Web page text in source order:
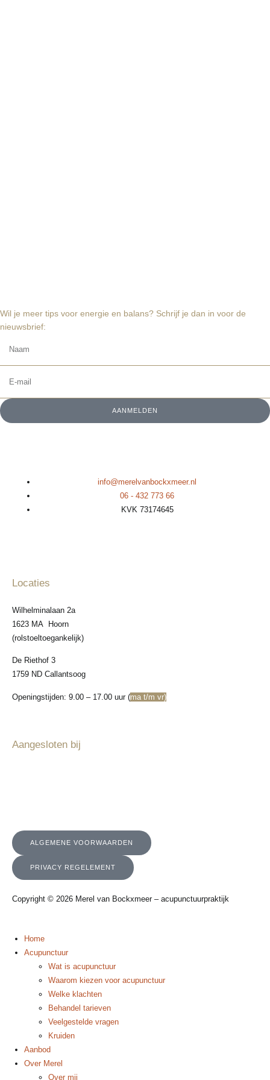
Wil je meer tips voor energie en balans? Schrijf je dan in voor de
nieuwsbrief:
AANMELDEN
info@merelvanbockxmeer.nl
06 - 432 773 66
KVK 73174645
Locaties
Wilhelminalaan 2a
1623 MA Hoorn
(rolstoeltoegankelijk)
De Riethof 3
1759 ND Callantsoog
Openingstijden: 9.00 – 17.00 uur (ma t/m vr)
Aangesloten bij
Copyright © 2026 Merel van Bockxmeer – acupunctuurpraktijk
ALGEMENE VOORWAARDEN
PRIVACY REGELEMENT
Home
Acupunctuur
Wat is acupunctuur
Waarom kiezen voor acupunctuur
Welke klachten
Behandel tarieven
Veelgestelde vragen
Kruiden
Aanbod
Over Merel
Over mij